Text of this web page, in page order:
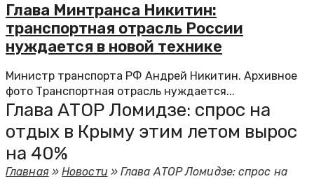
Глава Минтранса Никитин:
транспортная отрасль России
нуждается в новой технике
Министр транспорта РФ Андрей Никитин. Архивное
фото Транспортная отрасль нуждается...
Глава АТОР Ломидзе: спрос на
отдых в Крыму этим летом вырос
на 40%
Главная»Новости »Глава АТОР Ломидзе: спрос на